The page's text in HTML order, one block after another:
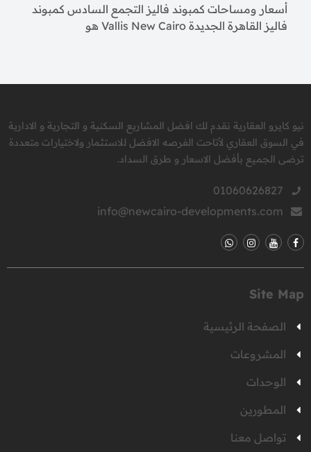
أسعار ومساحات كمبوند فاليز التجمع السادس كمبوند
فاليز القاهرة الجديدة Vallis New Cairo هو
نيو كايرو العقارية نقدم لك افضل المشاريع السكنية و التجارية و الادارية
في السوق العقاري لأتاحت الفرصه الافضل للاستثمار ولاختيارات متعددة
ترضى الجميع بأفضل الاسعار و طرق السداد.
01060626827
info@newcairo-developments.com
Site Map
الصفحة الرئيسية
المشروعات
الوحدات
المطورين
تواصل معنا